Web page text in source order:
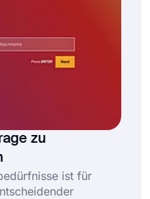
zu
ist für